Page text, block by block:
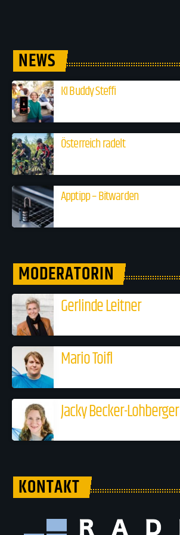
NEWS
KI Buddy Steffi
Österreich radelt
Apptipp – Bitwarden
MODERATORIN
Gerlinde Leitner
Mario Toifl
Jacky Becker-Lohberger
KONTAKT